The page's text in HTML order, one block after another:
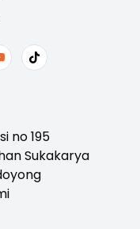
no 195
Sukakarya